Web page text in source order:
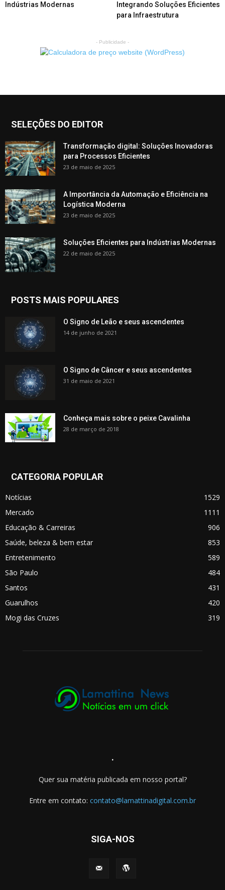
Indústrias Modernas
Integrando Soluções Eficientes
para Infraestrutura
- Publicidade -
SELEÇÕES DO EDITOR
Transformação digital: Soluções Inovadoras
para Processos Eficientes
23 de maio de 2025
A Importância da Automação e Eficiência na
Logística Moderna
23 de maio de 2025
Soluções Eficientes para Indústrias Modernas
22 de maio de 2025
POSTS MAIS POPULARES
O Signo de Leão e seus ascendentes
14 de junho de 2021
O Signo de Câncer e seus ascendentes
31 de maio de 2021
Conheça mais sobre o peixe Cavalinha
28 de março de 2018
CATEGORIA POPULAR
Notícias
1529
Mercado
1111
Educação & Carreiras
906
Saúde, beleza & bem estar
853
Entretenimento
589
São Paulo
484
Santos
431
Guarulhos
420
Mogi das Cruzes
319
.
Quer sua matéria publicada em nosso portal?
Entre em contato: contato@lamattinadigital.com.br
SIGA-NOS